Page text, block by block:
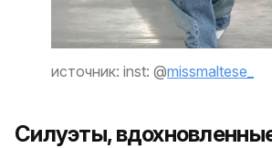
источник: inst: @missmaltese_
Силуэты,